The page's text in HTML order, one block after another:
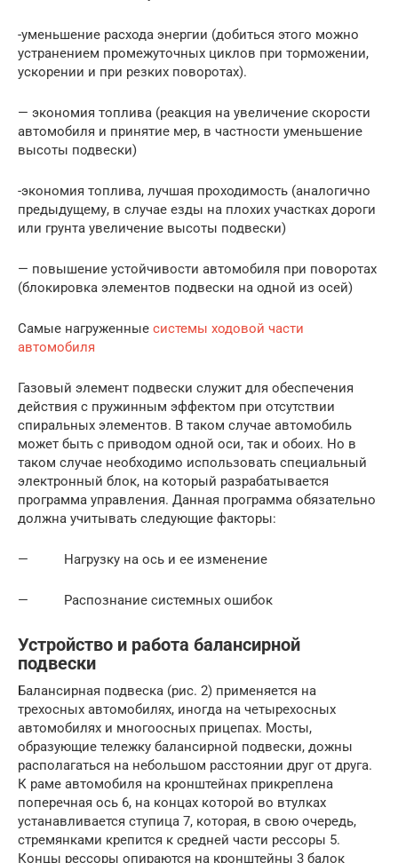
-уменьшение расхода энергии (добиться этого можно
устранением промежуточных циклов при торможении,
ускорении и при резких поворотах).
— экономия топлива (реакция на увеличение скорости
автомобиля и принятие мер, в частности уменьшение
высоты подвески)
-экономия топлива, лучшая проходимость (аналогично
предыдущему, в случае езды на плохих участках дороги
или грунта увеличение высоты подвески)
— повышение устойчивости автомобиля при поворотах
(блокировка элементов подвески на одной из осей)
Самые нагруженные системы ходовой части
автомобиля
Газовый элемент подвески служит для обеспечения
действия с пружинным эффектом при отсутствии
спиральных элементов. В таком случае автомобиль
может быть с приводом одной оси, так и обоих. Но в
таком случае необходимо использовать специальный
электронный блок, на который разрабатывается
программа управления. Данная программа обязательно
должна учитывать следующие факторы:
— Нагрузку на ось и ее изменение
— Распознание системных ошибок
Устройство и работа балансирной
подвески
Балансирная подвеска (рис. 2) применяется на
трехосных автомобилях, иногда на четырехосных
автомобилях и многоосных прицепах. Мосты,
образующие тележку балансирной подвески, дожны
располагаться на небольшом расстоянии друг от друга.
К раме автомобиля на кронштейнах прикреплена
поперечная ось 6, на концах которой во втулках
устанавливается ступица 7, которая, в свою очередь,
стремянками крепится к средней части рессоры 5.
Концы рессоры опираются на кронштейны 3 балок